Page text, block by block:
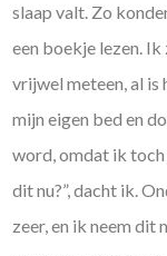
slaap valt. Zo
een boekje lezen.
vrijwel meteen, al is
mijn eigen bed en
word, omdat ik toch
dit nu?”, dacht ik.
zeer, en ik neem dit